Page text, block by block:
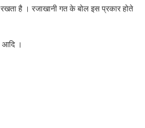
रखता है । रजाखानी गत के बोल इस प्रकार होते
आदि ।